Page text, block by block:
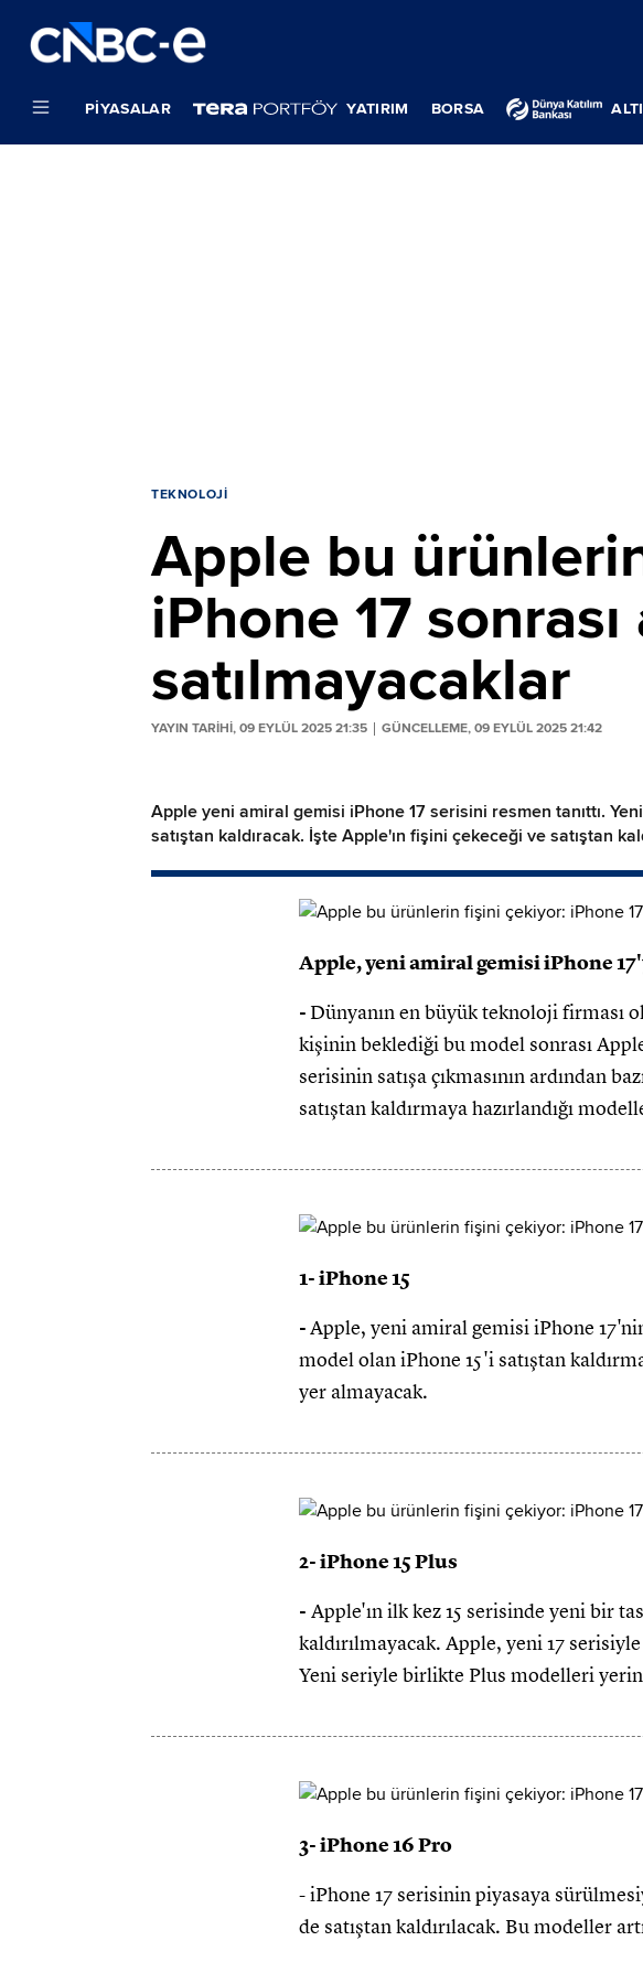
PIYASALAR YATIRIM BORSA
TEKNOLOJI
Apple bu
iPhone 17 sonrası
satılmayacaklar
YAYIN TARİHİ, 09 EYLÜL 2025 21:35 GÜNCELLEME, 09 EYLÜL 2025 21:42
Apple yeni amiral gemisi iPhone 17 serisini resmen tanıttı.
satıştan kaldıracak. İşte Apple'ın fişini çekeceği ve satıştan
Apple, yeni amiral gemisi iPhone
- Dünyanın en büyük teknoloji firması
kişinin beklediği bu model sonrası
serisinin satışa çıkmasının ardından
satıştan kaldırmaya hazırlandığı
1- iPhone 15
-Apple, yeni amiral gemisi iPhone
model olan iPhone 15'i satıştan
yer almayacak.
2- iPhone 15 Plus
- Apple'ın ilk kez 15 serisinde yeni bir
kaldırılmayacak. Apple, yeni 17
Yeni seriyle birlikte Plus modelleri
3- iPhone 16 Pro
- iPhone 17 serisinin piyasaya
de satıştan kaldırılacak. Bu modeller